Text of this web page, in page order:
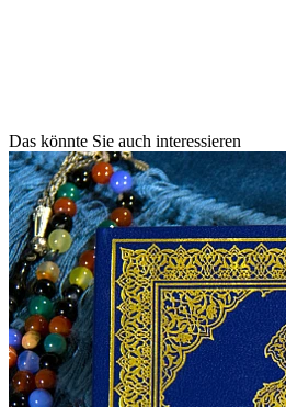
Das könnte Sie auch interessieren